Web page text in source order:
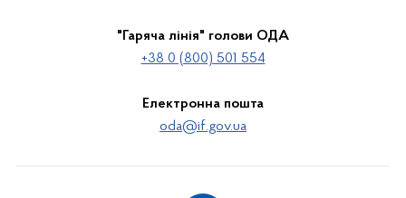
"Гаряча лінія" голови ОДА
+38 0 (800) 501 554
Електронна пошта
oda@if.gov.ua